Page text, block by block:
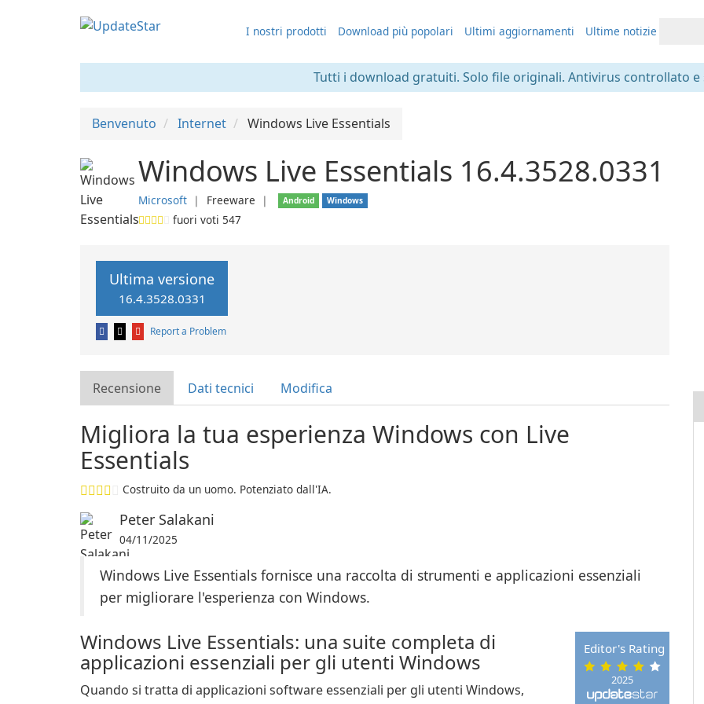
I nostri prodotti Download più popolari Ultimi aggiornamenti Ultime notizie
Tutti i download gratuiti. Solo file originali. Antivirus controllato e
Benvenuto Internet Windows Live Essentials
Windows Live Essentials 16.4.3528.0331
Microsoft ❘ Freeware ❘ Android Windows
fuori voti 547
Ultima versione
16.4.3528.0331
Report a Problem
Recensione Dati tecnici Modifica
Migliora la tua esperienza Windows con Live
Essentials
Costruito da un uomo. Potenziato dall'IA.
Peter Salakani
04/11/2025
Windows Live Essentials fornisce una raccolta di strumenti e applicazioni essenziali
per migliorare l'esperienza con Windows.
2025
Editor's Rating
Windows Live Essentials: una suite completa di
applicazioni essenziali per gli utenti Windows
Quando si tratta di applicazioni software essenziali per gli utenti Windows,